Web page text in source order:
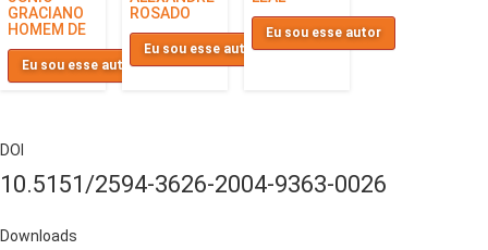
GRACIANO
HOMEM DE
Eu sou esse autor
ROSADO
Eu sou esse autor
Eu sou esse autor
DOI
10.5151/2594-3626-2004-9363-0026
Downloads